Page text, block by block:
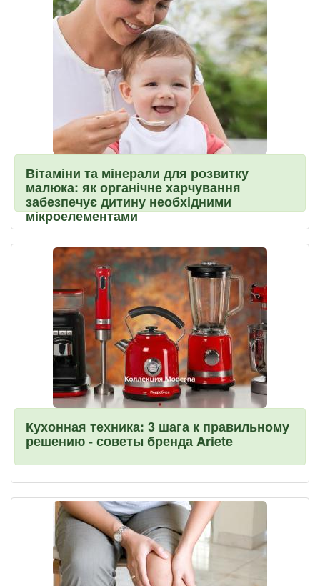
Вітаміни та мінерали для розвитку
малюка: як органічне харчування
забезпечує дитину необхідними
мікроелементами
Кухонная техника: 3 шага к правильному
решению - советы бренда Ariete